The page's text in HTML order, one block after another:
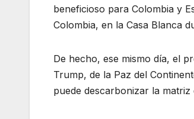
beneficioso para Colombia y
Colombia, en la Casa Blanca
De hecho, ese mismo día, el
Trump, de la Paz del
puede descarbonizar la